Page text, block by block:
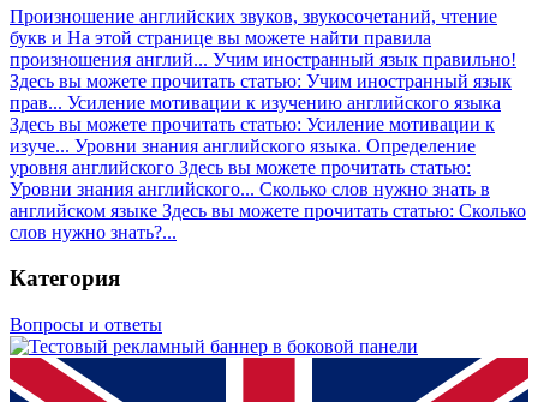
Произношение английских звуков, звукосочетаний, чтение
букв и На этой странице вы можете найти правила
произношения англий... Учим иностранный язык правильно!
Здесь вы можете прочитать статью: Учим иностранный язык
прав... Усиление мотивации к изучению английского языка
Здесь вы можете прочитать статью: Усиление мотивации к
изуче... Уровни знания английского языка. Определение
уровня английского Здесь вы можете прочитать статью:
Уровни знания английского... Сколько слов нужно знать в
английском языке Здесь вы можете прочитать статью: Сколько
слов нужно знать?...
Категория
Вопросы и ответы